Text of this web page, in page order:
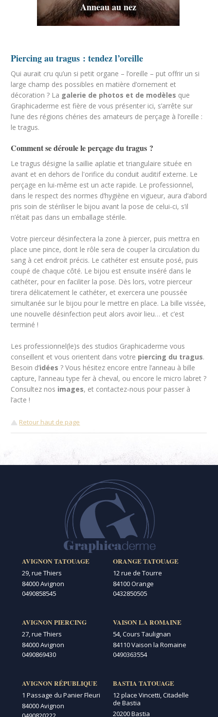
Anneau au nez
Piercing au tragus : tendez l’oreille
Qui aurait cru qu’un si petit organe – l’oreille – put offrir un si
large champ des possibles en matière d’ornement et
décoration ? La galerie de photos et de modèles que
Graphicaderme est fière de vous présenter ici, s’arrête sur
l’une des régions chéries des amateurs de perçage à l’oreille :
le tragus.
Comment se déroule le perçage du tragus ?
Le tragus désigne la saillie aplatie et triangulaire située en
avant et en dehors de l'orifice du conduit auditif externe. Le
perçage en lui-même est un acte rapide. Le professionnel,
dans le respect des normes d’hygiène en vigueur, aura d’abord
pris soin de stériliser le bijou avant la pose de celui-ci, s’il
n’était pas dans un emballage stérile.
Votre pierceur désinfectera la zone à piercer, puis mettra en
place une pince, dont le rôle sera de couper la circulation du
sang à cet endroit précis. Le cathéter est ensuite posé, puis
coupé de chaque côté. Le bijou est ensuite inséré dans le
cathéter, pour en faciliter la pose. Dès lors, votre pierceur
tirera délicatement le cathéter, et exercera une poussée
simultanée sur le bijou pour le mettre en place. La bille vissée,
une nouvelle désinfection peut alors avoir lieu… et c’est
terminé !
Les professionnel(le)s des studios Graphicaderme vous
conseillent et vous orientent dans votre piercing du tragus.
Besoin d’idées ? Vous hésitez encore entre l’anneau à bille
capture, l’anneau type fer à cheval, ou encore le micro labret ?
Consultez nos images, et contactez-nous pour passer à
l’acte !
Retour haut de page
AVIGNON TATOUAGE
29, rue Thiers
84000 Avignon
0490858545
AVIGNON PIERCING
27, rue Thiers
84000 Avignon
0490869430
AVIGNON RÉPUBLIQUE
1 Passage du Panier Fleuri
84000 Avignon
ORANGE TATOUAGE
12 rue de Tourre
84100 Orange
0432850505
VAISON LA ROMAINE
54, Cours Taulignan
84110 Vaison la Romaine
0490363554
BASTIA TATOUAGE
12 place Vincetti, Citadelle
de Bastia
20200 Bastia